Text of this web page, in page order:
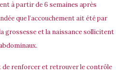
à partir de 6 semaines après
que l’accouchement ait été par
grossesse et la naissance sollicitent
de renforcer et retrouver le contrôle